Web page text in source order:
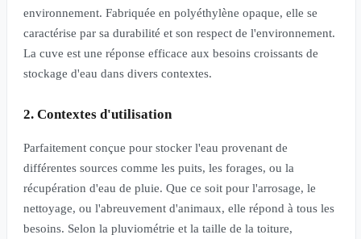
environnement. Fabriquée en polyéthylène opaque, elle se
caractérise par sa durabilité et son respect de l'environnement.
La cuve est une réponse efficace aux besoins croissants de
stockage d'eau dans divers contextes.
2. Contextes d'utilisation
Parfaitement conçue pour stocker l'eau provenant de
différentes sources comme les puits, les forages, ou la
récupération d'eau de pluie. Que ce soit pour l'arrosage, le
nettoyage, ou l'abreuvement d'animaux, elle répond à tous les
besoins. Selon la pluviométrie et la taille de la toiture,